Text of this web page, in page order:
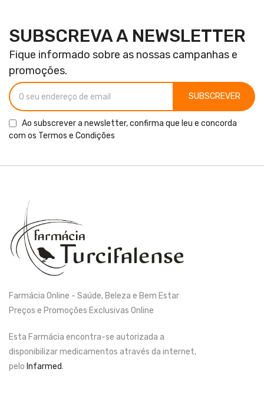
SUBSCREVA A NEWSLETTER
Fique informado sobre as nossas campanhas e
promoções.
SUBSCREVER
Ao subscrever a newsletter, confirma que leu e concorda
com os Termos e Condições
Farmácia Online - Saúde, Beleza e Bem Estar
Preços e Promoções Exclusivas Online
Esta Farmácia encontra-se autorizada a
disponibilizar medicamentos através da internet,
pelo Infarmed.